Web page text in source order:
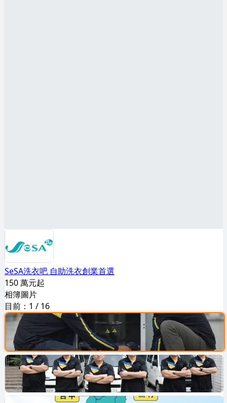
SeSA洗衣吧 自助洗衣創業首選
150 萬元起
相簿圖片
目前： 1 / 16